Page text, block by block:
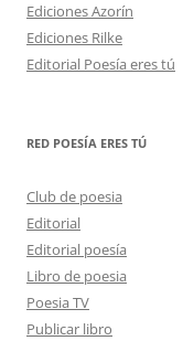
Ediciones Azorín
Ediciones Rilke
Editorial Poesía eres tú
RED POESÍA ERES TÚ
Club de poesia
Editorial
Editorial poesía
Libro de poesia
Poesia TV
Publicar libro